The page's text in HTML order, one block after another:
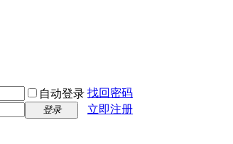
自动登录 找回密码
登录 立即注册